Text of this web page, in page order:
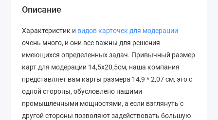
Описание
Характеристик и видов карточек для модерации
очень много, и они все важны для решения
имеющихся определенных задач. Привычный размер
карт для модерации 14,5х20,5см, наша компания
представляет вам карты размера 14,9 * 2,07 см, это с
одной стороны, обусловлено нашими
промышленными мощностями, а если взглянуть с
другой стороны позволяют задействовать большую